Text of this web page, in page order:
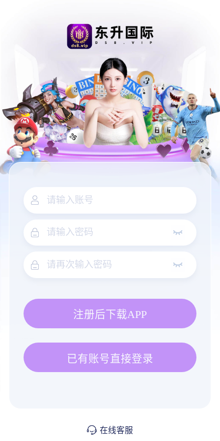
注册后下载APP
已有账号直接登录
在线客服